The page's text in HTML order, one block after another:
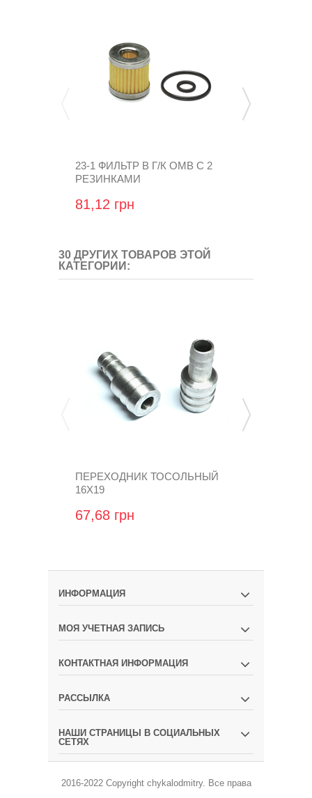
23-1 ФИЛЬТР В Г/К OMB С 2
РЕЗИНКАМИ
81,12 грн
30 ДРУГИХ ТОВАРОВ ЭТОЙ
КАТЕГОРИИ:
ПЕРЕХОДНИК ТОСОЛЬНЫЙ
16Х19
67,68 грн
ИНФОРМАЦИЯ
МОЯ УЧЕТНАЯ ЗАПИСЬ
КОНТАКТНАЯ ИНФОРМАЦИЯ
РАССЫЛКА
НАШИ СТРАНИЦЫ В СОЦИАЛЬНЫХ
СЕТЯХ
2016-2022 Copyright chykalodmitry. Все права